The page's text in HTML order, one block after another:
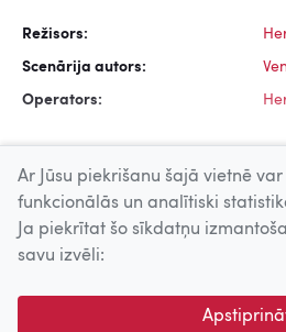
Režisors:
Scenārija autors:
Operators:
© 2026 Nacionālais Kino centrs,
centrs. Sadarbības partneris: Latvijas
Ar Jūsu piekrišanu šajā vietnē
funkcionālās un analītiski
Ja piekrītat šo sīkdatņu
savu izvēli: